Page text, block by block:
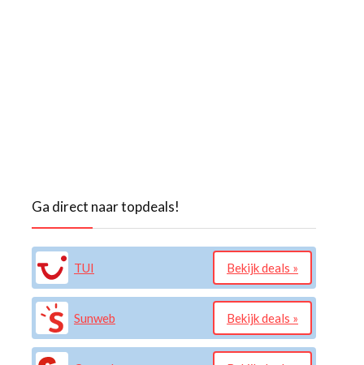
Ga direct naar topdeals!
TUI Bekijk deals »
Sunweb Bekijk deals »